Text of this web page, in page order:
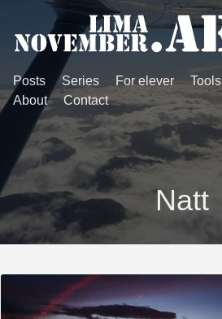
Posts Series For elever Tools
About
Contact
Natt